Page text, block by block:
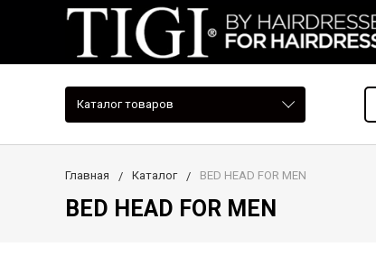
Каталог товаров
Главная Каталог BED HEAD FOR MEN
BED HEAD FOR MEN